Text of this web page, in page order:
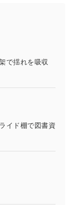
で揺れを吸収
イド棚で図書資